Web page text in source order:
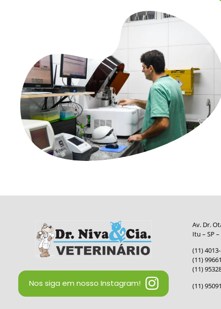
Nos siga em nosso Instagram!
Av. Dr.
Itu – SP
(11)
(11)
(11)
(11)